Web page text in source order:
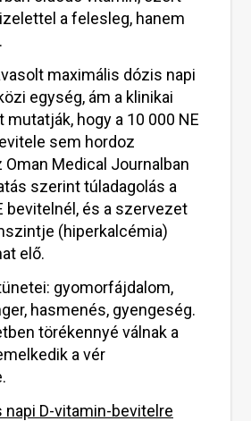
a felesleg, hanem
maximális dózis napi
egység, ám a klinikai
hogy a 10 000 NE
sem hordoz
Oman Medical Journalban
szerint túladagolás a
bevitelnél, és a szervezet
(hiperkalcémia)
elő.
gyomorfájdalom,
hasmenés, gyengeség.
törékennyé válnak a
a vér
napi D-vitamin-bevitelre